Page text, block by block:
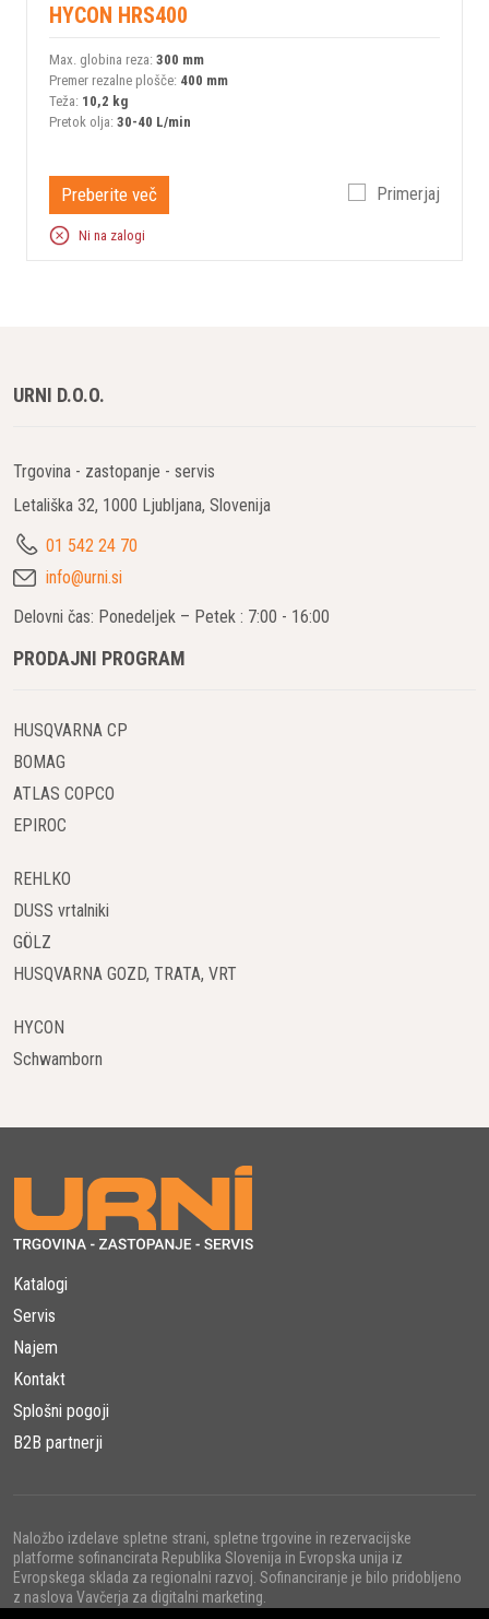
HYCON HRS400
Max. globina reza: 300 mm
Premer rezalne plošče: 400 mm
Teža: 10,2 kg
Pretok olja: 30-40 L/min
Preberite več Primerjaj
Ni na zalogi
URNI D.O.O.
Trgovina - zastopanje - servis
Letališka 32, 1000 Ljubljana, Slovenija
01 542 24 70
info@urni.si
Delovni čas: Ponedeljek – Petek : 7:00 - 16:00
PRODAJNI PROGRAM
HUSQVARNA CP
BOMAG
ATLAS COPCO
EPIROC
REHLKO
DUSS vrtalniki
GÖLZ
HUSQVARNA GOZD, TRATA, VRT
HYCON
Schwamborn
Katalogi
Servis
Najem
Kontakt
Splošni pogoji
B2B partnerji
Naložbo izdelave spletne strani, spletne trgovine in rezervacijske
platforme sofinancirata Republika Slovenija in Evropska unija iz
Evropskega sklada za regionalni razvoj. Sofinanciranje je bilo pridobljeno
z naslova Vavčerja za digitalni marketing.